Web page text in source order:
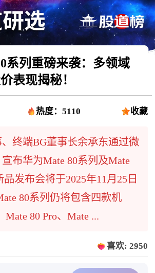
系列重磅来袭：多领域
表现揭秘！
热度：5110 收藏
终端BG董事长余承东通过微
布华为Mate 80系列及Mate
发布会将于2025年11月25日
80系列仍将包含四款机
Mate 80 Pro、Mate ...
喜欢: 2950